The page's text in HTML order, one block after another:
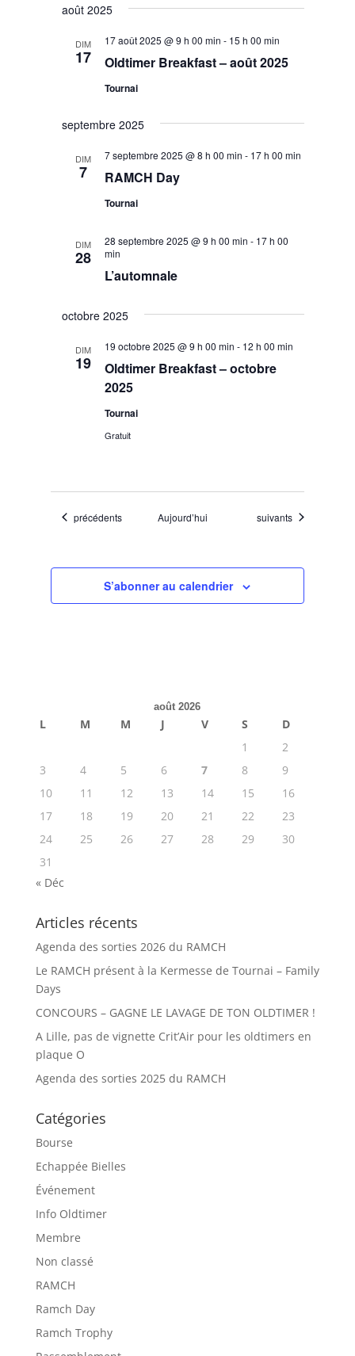
août 2025
DIM
17 Oldtimer Breakfast – août 2025
17 août 2025 @ 9 h 00 min - 15 h 00 min
Tournai
septembre 2025
DIM
7 RAMCH Day
7 septembre 2025 @ 8 h 00 min - 17 h 00 min
Tournai
DIM
28
L’automnale
28 septembre 2025 @ 9 h 00 min - 17 h 00
min
octobre 2025
DIM
19
Oldtimer Breakfast – octobre
2025
19 octobre 2025 @ 9 h 00 min - 12 h 00 min
Tournai
Gratuit
Évènements
précédents Aujourd’hui Évènements
suivants
S’abonner au calendrier
août 2026
L M M J V S
D
1
2
3
4 5 6 7 8
9
10
11 12 13 14 15
16
17
18 19 20 21 22
23
24
25 26 27 28 29
30
31
« Déc
Articles récents
Agenda des sorties 2026 du RAMCH
Le RAMCH présent à la Kermesse de Tournai – Family
Days
CONCOURS – GAGNE LE LAVAGE DE TON OLDTIMER !
A Lille, pas de vignette Crit’Air pour les oldtimers en
plaque O
Agenda des sorties 2025 du RAMCH
Catégories
Bourse
Echappée Bielles
Événement
Info Oldtimer
Membre
Non classé
RAMCH
Ramch Day
Ramch Trophy